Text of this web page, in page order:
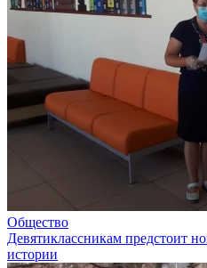
Общество
Девятиклассникам предстоит
истории